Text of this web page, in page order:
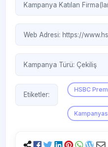
Kampanya Katılan
Web Adresi: https://
Kampanya Türü:Çekiliş
Etiketler:
HSBC